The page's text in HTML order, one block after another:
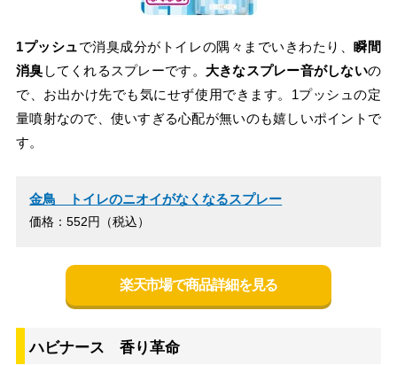
1プッシュで消臭成分がトイレの隅々までいきわたり、瞬間
消臭 してくれるスプレーです。 大きなスプレー音がしないの
で、お出かけ先でも気にせず使用できます。1プッシュの定
量噴射なので、使いすぎる心配が無いのも嬉しいポイントで
す。
金鳥 トイレのニオイがなくなるスプレー
価格：552円（税込）
楽天市場で商品詳細を見る
ハビナース 香り革命